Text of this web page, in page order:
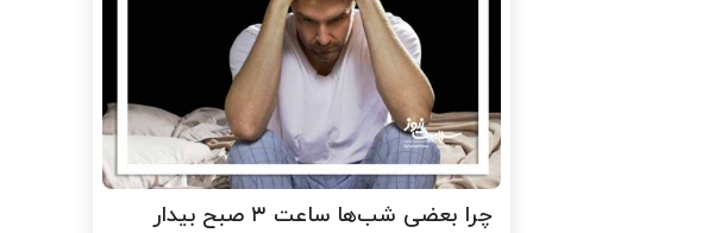
چرا بعضی شب‌ها ساعت ۳ صبح بیدار